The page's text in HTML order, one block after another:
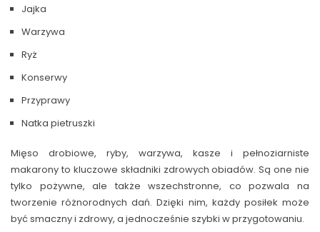
Jajka
Warzywa
Ryż
Konserwy
Przyprawy
Natka pietruszki
Mięso drobiowe, ryby, warzywa, kasze i pełnoziarniste
makarony to kluczowe składniki zdrowych obiadów. Są one nie
tylko pożywne, ale także wszechstronne, co pozwala na
tworzenie różnorodnych dań. Dzięki nim, każdy posiłek może
być smaczny i zdrowy, a jednocześnie szybki w przygotowaniu.